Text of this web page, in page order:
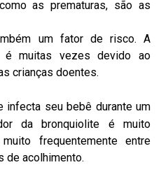
as prematuras, são as
um fator de risco. A
é muitas vezes devido ao
crianças doentes.
infecta seu bebê durante um
da bronquiolite é muito
frequentemente entre
de acolhimento.